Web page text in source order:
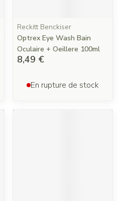
Reckitt Benckiser
Optrex Eye Wash Bain
Oculaire + Oeillere 100ml
8,49 €
En rupture de stock